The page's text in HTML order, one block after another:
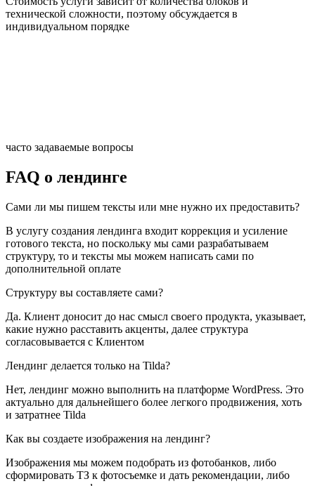
технической сложности, поэтому обсуждается в
индивидуальном порядке
часто задаваемые вопросы
FAQ о лендинге
Сами ли мы пишем тексты или мне нужно их предоставить?
В услугу создания лендинга входит коррекция и усиление
готового текста, но поскольку мы сами разрабатываем
структуру, то и тексты мы можем написать сами по
дополнительной оплате
Структуру вы составляете сами?
Да. Клиент доносит до нас смысл своего продукта, указывает,
какие нужно расставить акценты, далее структура
согласовывается с Клиентом
Лендинг делается только на Tilda?
Нет, лендинг можно выполнить на платформе WordPress. Это
актуально для дальнейшего более легкого продвижения, хоть
и затратнее Tilda
Как вы создаете изображения на лендинг?
Изображения мы можем подобрать из фотобанков, либо
сформировать ТЗ к фотосъемке и дать рекомендации, либо